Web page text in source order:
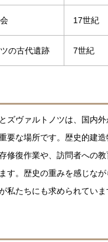
17世紀
の古代遺跡 7世紀
ズヴァルトノツは、国内
要な場所です。歴史的建
修復作業や、訪問者への
す。歴史の重みを感じな
私たちにも求められていま